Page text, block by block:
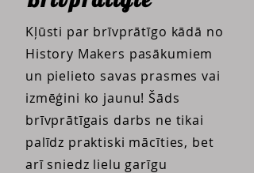
Kļūsti par brīvprātīgo kādā no
History Makers pasākumiem
un pielieto savas prasmes vai
izmēģini ko jaunu! Šāds
brīvprātīgais darbs ne tikai
palīdz praktiski mācīties, bet
arī sniedz lielu garīgu